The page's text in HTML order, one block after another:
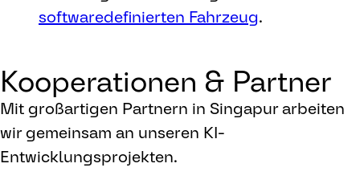
softwaredefinierten Fahrzeug.
Kooperationen & Partner
Mit großartigen Partnern in Singapur arbeiten
wir gemeinsam an unseren KI-
Entwicklungsprojekten.